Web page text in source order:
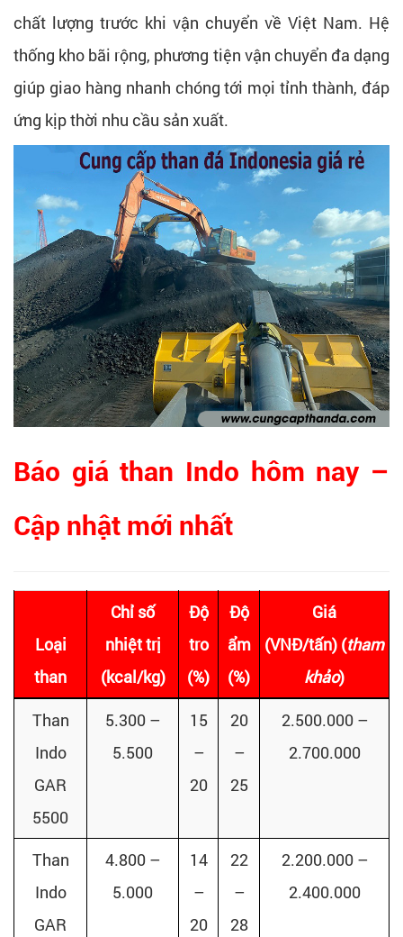
chất lượng trước khi vận chuyển về Việt Nam. Hệ
thống kho bãi rộng, phương tiện vận chuyển đa dạng
giúp giao hàng nhanh chóng tới mọi tỉnh thành, đáp
ứng kịp thời nhu cầu sản xuất.
Báo giá than Indo hôm nay –
Cập nhật mới nhất
Loại
than
Chỉ số
nhiệt trị
(kcal/kg)
Độ
tro
(%)
Độ
ẩm
(%)
Giá
(VNĐ/tấn) (tham
khảo)
Than
Indo
GAR
5500
5.300 –
5.500
15
–
20
20
–
25
2.500.000 –
2.700.000
Than
Indo
GAR
4.800 –
5.000
14
–
20
22
–
28
2.200.000 –
2.400.000